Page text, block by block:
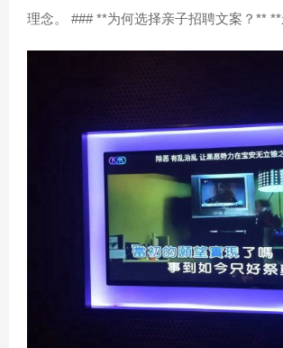
理念。 ### **为何选择亲子招聘文案？**